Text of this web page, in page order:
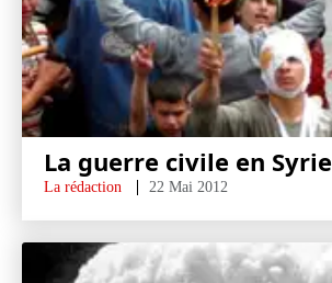
La guerre civile en Syrie
La rédaction 22 Mai 2012